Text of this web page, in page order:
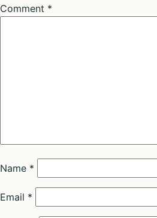
Comment *
Name *
Email *